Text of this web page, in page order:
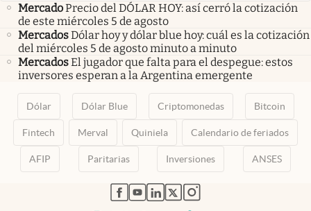
MercadoPrecio del DÓLAR HOY: así cerró la cotización
de este miércoles 5 de agosto
MercadosDólar hoy y dólar blue hoy: cuál es la cotización
del miércoles 5 de agosto minuto a minuto
MercadosEl jugador que falta para el despegue: estos
inversores esperan a la Argentina emergente
Dólar Dólar Blue Criptomonedas Bitcoin
Fintech Merval Quiniela Calendario de feriados
AFIP Paritarias Inversiones ANSES
abre en nueva pestaña
abre en nueva pestaña
abre en nueva pestaña
abre en nueva pestaña
abre en nueva pestaña